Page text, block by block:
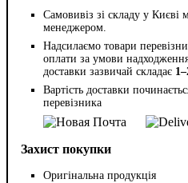
Самовивіз зі складу у
менеджером.
Надсилаємо товари
оплати за умови
доставки зазвичай складає
Вартість доставки
перевізника
Захист покупки
Оригінальна продукція